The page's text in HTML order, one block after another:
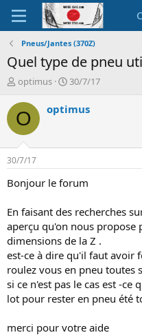
Pneus/Jantes (370Z)
Quel type de pneu
A
t
e
r
d
e
l
i
s
c
u
s
i
o
optimus
D
t
é
b
30/7/17
O optimus
30/7/17
Bonjour le forum
En faisant des recherches
aperçu qu'on nous propose
dimensions de la Z .
est-ce à dire qu'il faut avoir
roulez vous en pneu toutes
si ce n'est pas le cas est -ce
lot pour rester en pneu été
merci pour votre aide